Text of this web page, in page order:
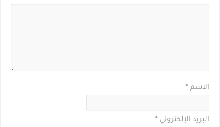
الاسم*
البريد الإلكتروني*